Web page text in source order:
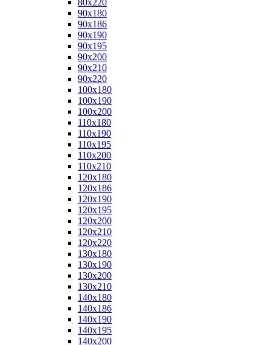
80x220
90x180
90x186
90x190
90x195
90x200
90x210
90x220
100x180
100x190
100x200
110x180
110x190
110x195
110x200
110x210
120x180
120x186
120x190
120x195
120x200
120x210
120x220
130x180
130x190
130x200
130x210
140x180
140x186
140x190
140x195
140x200